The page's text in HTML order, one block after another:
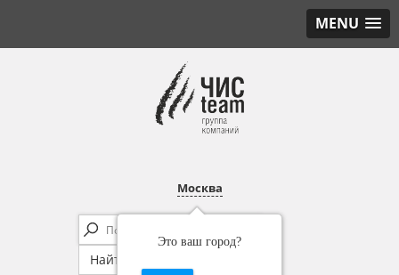
MENU
Москва
Это ваш город?